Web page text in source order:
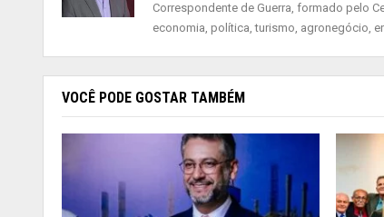
Correspondente de Guerra, formado pelo
economia, política, turismo, agronegócio,
VOCÊ PODE GOSTAR TAMBÉM